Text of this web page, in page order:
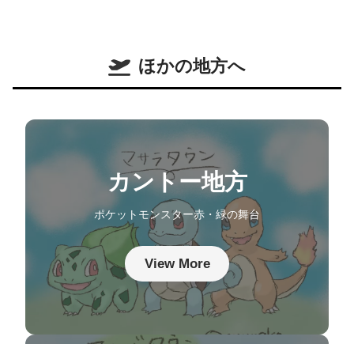
ほかの地方へ
カントー地方
ポケットモンスター赤・緑の舞台
View More